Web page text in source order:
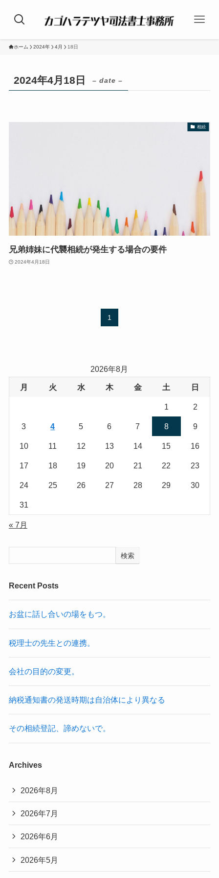
ホーム 2024年 4月 18日
2024年4月18日 – date –
相続
兄弟姉妹に代襲相続が発生する場合の要件
2024年4月18日
1
2026年8月
月 火 水 木 金 土 日
1 2
3 4 5 6 7 8 9
10 11 12 13 14 15 16
17 18 19 20 21 22 23
24 25 26 27 28 29 30
31
« 7月
検索
Recent Posts
お盆に話し合いの場をもつ。
税理士の先生との連携。
会社の目的の変更。
納税通知書の発送時期は自治体により異なる
その相続登記、諦めないで。
Archives
2026年8月
2026年7月
2026年6月
2026年5月